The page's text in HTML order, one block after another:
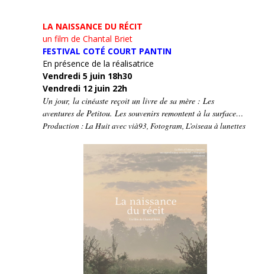
LA NAISSANCE DU RÉCIT
un film de Chantal Briet
FESTIVAL COTÉ COURT PANTIN
En présence de la réalisatrice
Vendredi 5 juin 18h30
Vendredi 12 juin 22h
Un jour, la cinéaste reçoit un livre de sa mère : Les
aventures de Petitou. Les souvenirs remontent à la surface…
Production : La Huit avec vià93, Fotogram, L’oiseau à lunettes